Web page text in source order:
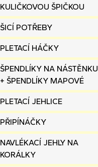
KULIČKOVOU ŠPIČKOU
ŠICÍ POTŘEBY
PLETACÍ HÁČKY
ŠPENDLÍKY NA NÁSTĚNKU
+ ŠPENDLÍKY MAPOVÉ
PLETACÍ JEHLICE
PŘIPÍNÁČKY
NAVLÉKACÍ JEHLY NA
KORÁLKY